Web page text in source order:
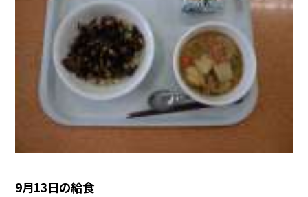
9月13日の給食